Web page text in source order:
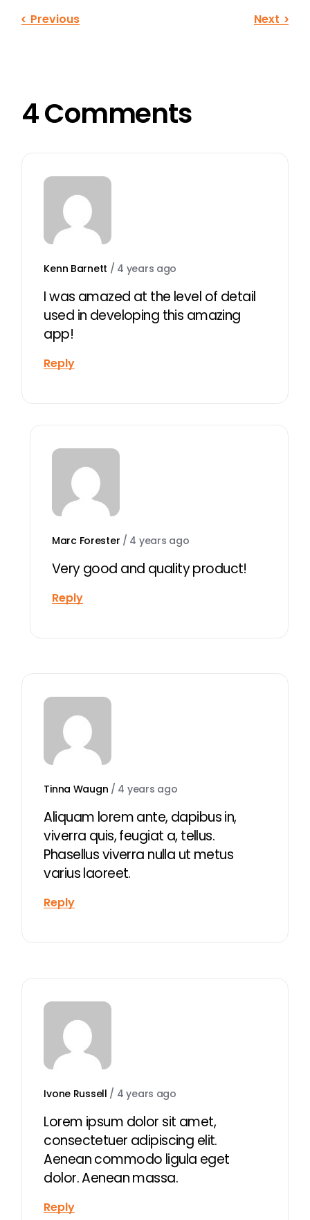
Previous Next
4 Comments
Kenn Barnett / 4 years ago
I was amazed at the level of detail
used in developing this amazing
app!
Reply
Marc Forester / 4 years ago
Very good and quality product!
Reply
Tinna Waugn / 4 years ago
Aliquam lorem ante, dapibus in,
viverra quis, feugiat a, tellus.
Phasellus viverra nulla ut metus
varius laoreet.
Reply
Ivone Russell / 4 years ago
Lorem ipsum dolor sit amet,
consectetuer adipiscing elit.
Aenean commodo ligula eget
dolor. Aenean massa.
Reply